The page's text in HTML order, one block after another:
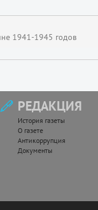
1941-1945 годов
РЕДАКЦИЯ
История газеты
О газете
Антикоррупция
Документы